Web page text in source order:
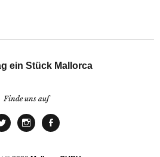
ein Stück Mallorca
Finde uns auf